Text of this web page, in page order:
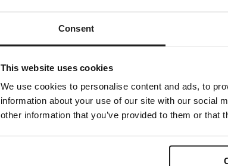
Consent
This website uses cookies
We use cookies to personalise content and ads, to
information about your use of our site with our social
other information that you’ve provided to them or that